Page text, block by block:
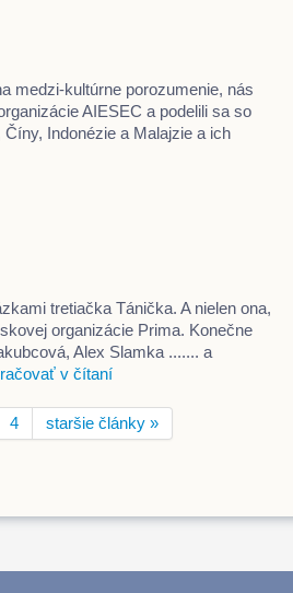
medzi-kultúrne porozumenie, nás
AIESEC a podelili sa so
Indonézie a Malajzie a ich
tretiačka Tánička. A nielen ona,
organizácie Prima. Konečne
Alex Slamka ....... a
v čítaní
4 staršie články »